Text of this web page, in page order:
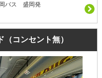
バス 盛岡発
コンセント無）